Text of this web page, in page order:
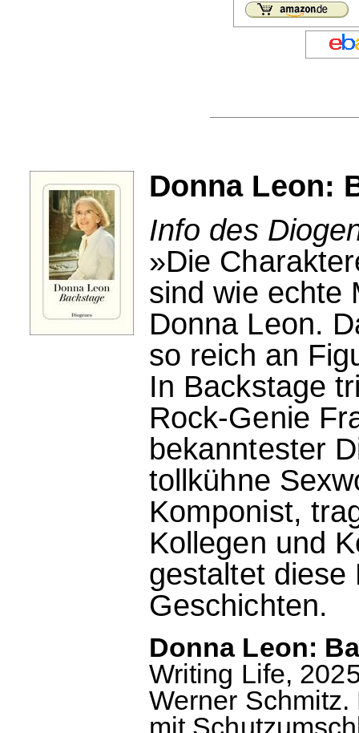
Donna Leon:
Info des
»Die
sind wie echte
Donna Leon.
so reich an
In Backstage
Rock-Genie
bekanntester
tollkühne
Komponist,
Kollegen und
gestaltet diese
Geschichten.
Donna Leon:
Writing Life,
Werner
mit